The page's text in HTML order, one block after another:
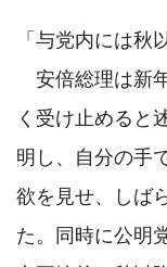
「与党内には秋
安倍総理は新
く受け止めると
明し、自分の手
欲を見せ、しば
た。同時に公明